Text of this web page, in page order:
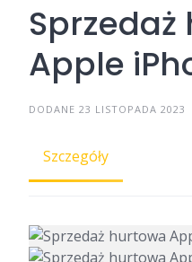
Apple
DODANE 23 LISTOPADA 2023
Szczegóły